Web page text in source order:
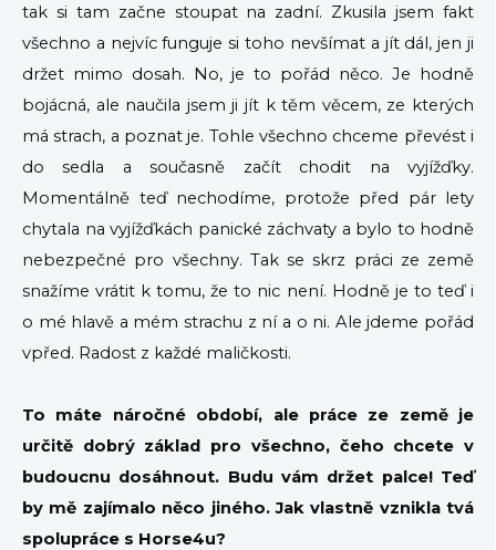
tak si tam začne stoupat na zadní. Zkusila jsem fakt
všechno a nejvíc funguje si toho nevšímat a jít dál, jen ji
držet mimo dosah. No, je to pořád něco. Je hodně
bojácná, ale naučila jsem ji jít k těm věcem, ze kterých
má strach, a poznat je. Tohle všechno chceme převést i
do sedla a současně začít chodit na vyjížďky.
Momentálně teď nechodíme, protože před pár lety
chytala na vyjížďkách panické záchvaty a bylo to hodně
nebezpečné pro všechny. Tak se skrz práci ze země
snažíme vrátit k tomu, že to nic není. Hodně je to teď i
o mé hlavě a mém strachu z ní a o ni. Ale jdeme pořád
vpřed. Radost z každé maličkosti.
To máte náročné období, ale práce ze země je
určitě dobrý základ pro všechno, čeho chcete v
budoucnu dosáhnout. Budu vám držet palce! Teď
by mě zajímalo něco jiného. Jak vlastně vznikla tvá
spolupráce s Horse4u?